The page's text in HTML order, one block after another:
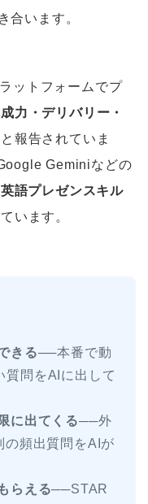
合います。
ットフォームでプ
力・デリバリー・
と報告されていま
Geminiなどの
語プレゼンスキル
います。
きる──本番で動
質問をAIに出して
に出てくる──外
頻出質問をAIが
らえる──STAR